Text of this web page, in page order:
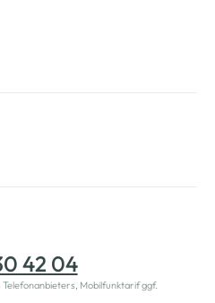
42 04
Mobilfunktarif ggf.